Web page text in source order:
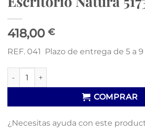
418,00 €
REF. 041 Plazo de entrega de 5 a
Escritorio Natura 5173 cantidad
COMPRAR
¿Necesitas ayuda con este